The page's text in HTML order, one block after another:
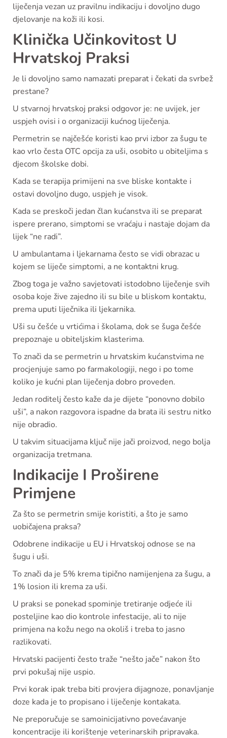
liječenja vezan uz pravilnu indikaciju i dovoljno dugo
djelovanje na koži ili kosi.
Klinička Učinkovitost U
Hrvatskoj Praksi
Je li dovoljno samo namazati preparat i čekati da svrbež
prestane?
U stvarnoj hrvatskoj praksi odgovor je: ne uvijek, jer
uspjeh ovisi i o organizaciji kućnog liječenja.
Permetrin se najčešće koristi kao prvi izbor za šugu te
kao vrlo česta OTC opcija za uši, osobito u obiteljima s
djecom školske dobi.
Kada se terapija primijeni na sve bliske kontakte i
ostavi dovoljno dugo, uspjeh je visok.
Kada se preskoči jedan član kućanstva ili se preparat
ispere prerano, simptomi se vraćaju i nastaje dojam da
lijek “ne radi”.
U ambulantama i ljekarnama često se vidi obrazac u
kojem se liječe simptomi, a ne kontaktni krug.
Zbog toga je važno savjetovati istodobno liječenje svih
osoba koje žive zajedno ili su bile u bliskom kontaktu,
prema uputi liječnika ili ljekarnika.
Uši su češće u vrtićima i školama, dok se šuga češće
prepoznaje u obiteljskim klasterima.
To znači da se permetrin u hrvatskim kućanstvima ne
procjenjuje samo po farmakologiji, nego i po tome
koliko je kućni plan liječenja dobro proveden.
Jedan roditelj često kaže da je dijete “ponovno dobilo
uši”, a nakon razgovora ispadne da brata ili sestru nitko
nije obradio.
U takvim situacijama ključ nije jači proizvod, nego bolja
organizacija tretmana.
Indikacije I Proširene
Primjene
Za što se permetrin smije koristiti, a što je samo
uobičajena praksa?
Odobrene indikacije u EU i Hrvatskoj odnose se na
šugu i uši.
To znači da je 5% krema tipično namijenjena za šugu, a
1% losion ili krema za uši.
U praksi se ponekad spominje tretiranje odjeće ili
posteljine kao dio kontrole infestacije, ali to nije
primjena na kožu nego na okoliš i treba to jasno
razlikovati.
Hrvatski pacijenti često traže “nešto jače” nakon što
prvi pokušaj nije uspio.
Prvi korak ipak treba biti provjera dijagnoze, ponavljanje
doze kada je to propisano i liječenje kontakata.
Ne preporučuje se samoinicijativno povećavanje
koncentracije ili korištenje veterinarskih pripravaka.